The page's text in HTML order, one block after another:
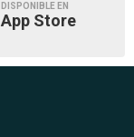
DISPONIBLE EN
App Store